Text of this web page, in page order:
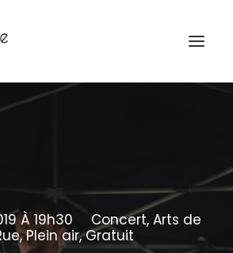
À 19h30 Concert, Arts de
,Plein air,Gratuit